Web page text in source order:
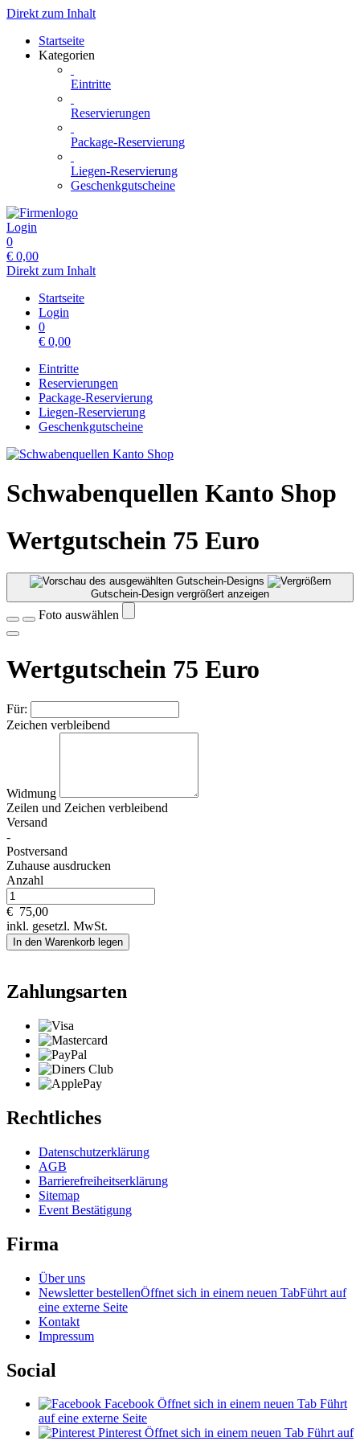
Direkt zum Inhalt
Startseite
Kategorien
Eintritte
Reservierungen
Package-Reservierung
Liegen-Reservierung
Geschenkgutscheine
Login
0
€ 0,00
Direkt zum Inhalt
Startseite
Login
0
€ 0,00
Eintritte
Reservierungen
Package-Reservierung
Liegen-Reservierung
Geschenkgutscheine
Schwabenquellen Kanto Shop
Wertgutschein 75 Euro
Gutschein-Design vergrößert anzeigen
Foto auswählen
Wertgutschein 75 Euro
Für:
Zeichen verbleibend
Widmung
Zeilen und Zeichen verbleibend
Versand
-
Postversand
Zuhause ausdrucken
Anzahl
€ 75,00
inkl. gesetzl. MwSt.
In den Warenkorb legen
Zahlungsarten
Rechtliches
Datenschutzerklärung
AGB
Barrierefreiheitserklärung
Sitemap
Event Bestätigung
Firma
Über uns
Newsletter bestellenÖffnet sich in einem neuen TabFührt auf
eine externe Seite
Kontakt
Impressum
Social
Facebook Öffnet sich in einem neuen Tab Führt
auf eine externe Seite
Pinterest Öffnet sich in einem neuen Tab Führt auf